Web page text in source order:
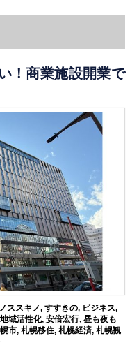
！商業施設開業で
ススキノ, すすきの, ビジネス,
地域活性化,安倍宏行,昼も夜も
市,札幌移住,札幌経済,札幌観